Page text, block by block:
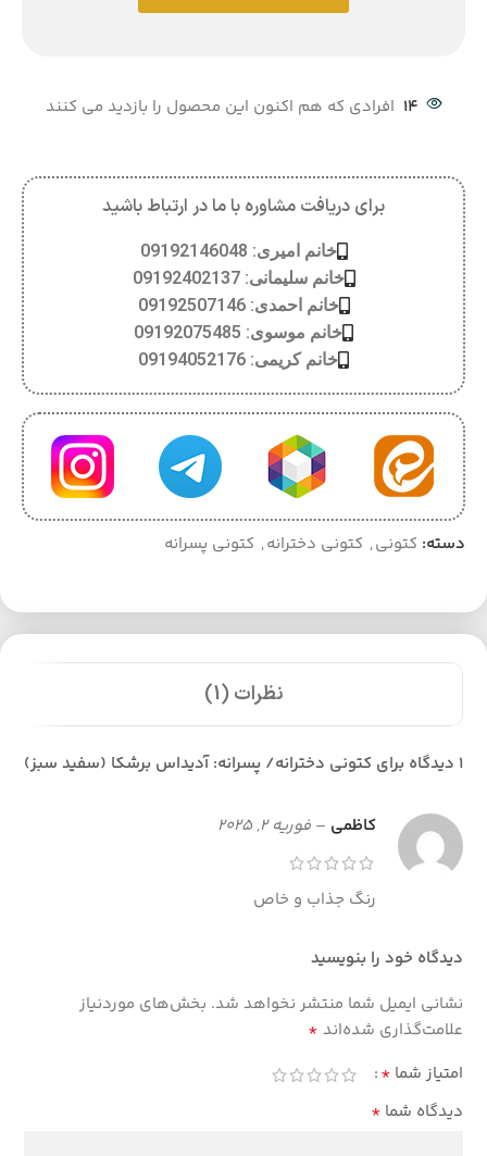
14 افرادی که هم اکنون این محصول را بازدید می کنند
برای دریافت مشاوره با ما در ارتباط باشید
خانم امیری: 09192146048
خانم سلیمانی: 09192402137
خانم احمدی: 09192507146
خانم موسوی: 09192075485
خانم کریمی: 09194052176
دسته: کتونی, کتونی دخترانه, کتونی پسرانه
نظرات (1)
1 دیدگاه برای کتونی دخترانه/ پسرانه: آدیداس برشکا (سفید سبز)
کاظمی – فوریه 2, 2025
رنگ جذاب و خاص
دیدگاه خود را بنویسید
نشانی ایمیل شما منتشر نخواهد شد. بخش‌های موردنیاز
علامت‌گذاری شده‌اند *
امتیاز شما *
دیدگاه شما *